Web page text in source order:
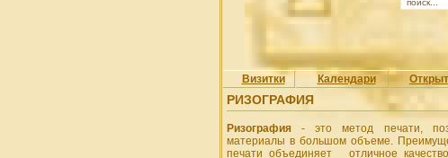
Визитки Календари
РИЗОГРАФИЯ
Ризография - это метод печати,
материалы в большом объеме.
печати объединяет отличное